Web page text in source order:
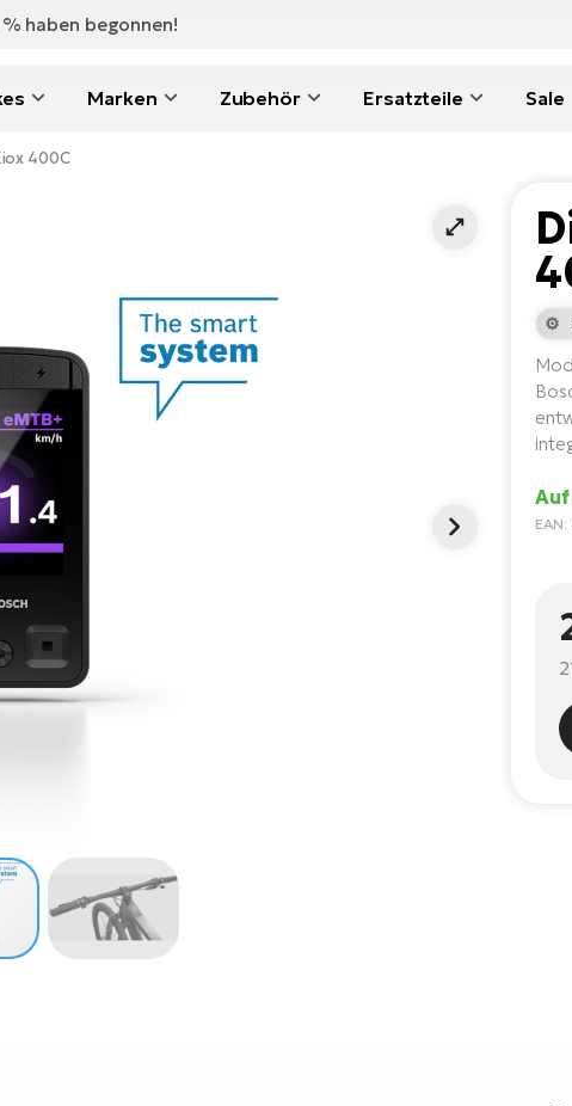
haben begonnen!
Marken Zubehör Ersatzteile Sale
400C
Auf